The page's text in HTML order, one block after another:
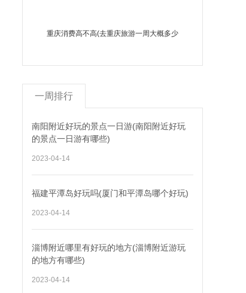
重庆消费高不高(去重庆旅游一周大概多少
一周排行
南阳附近好玩的景点一日游(南阳附近好玩
的景点一日游有哪些)
2023-04-14
福建平潭岛好玩吗(厦门和平潭岛哪个好玩)
2023-04-14
淄博附近哪里有好玩的地方(淄博附近游玩
的地方有哪些)
2023-04-14